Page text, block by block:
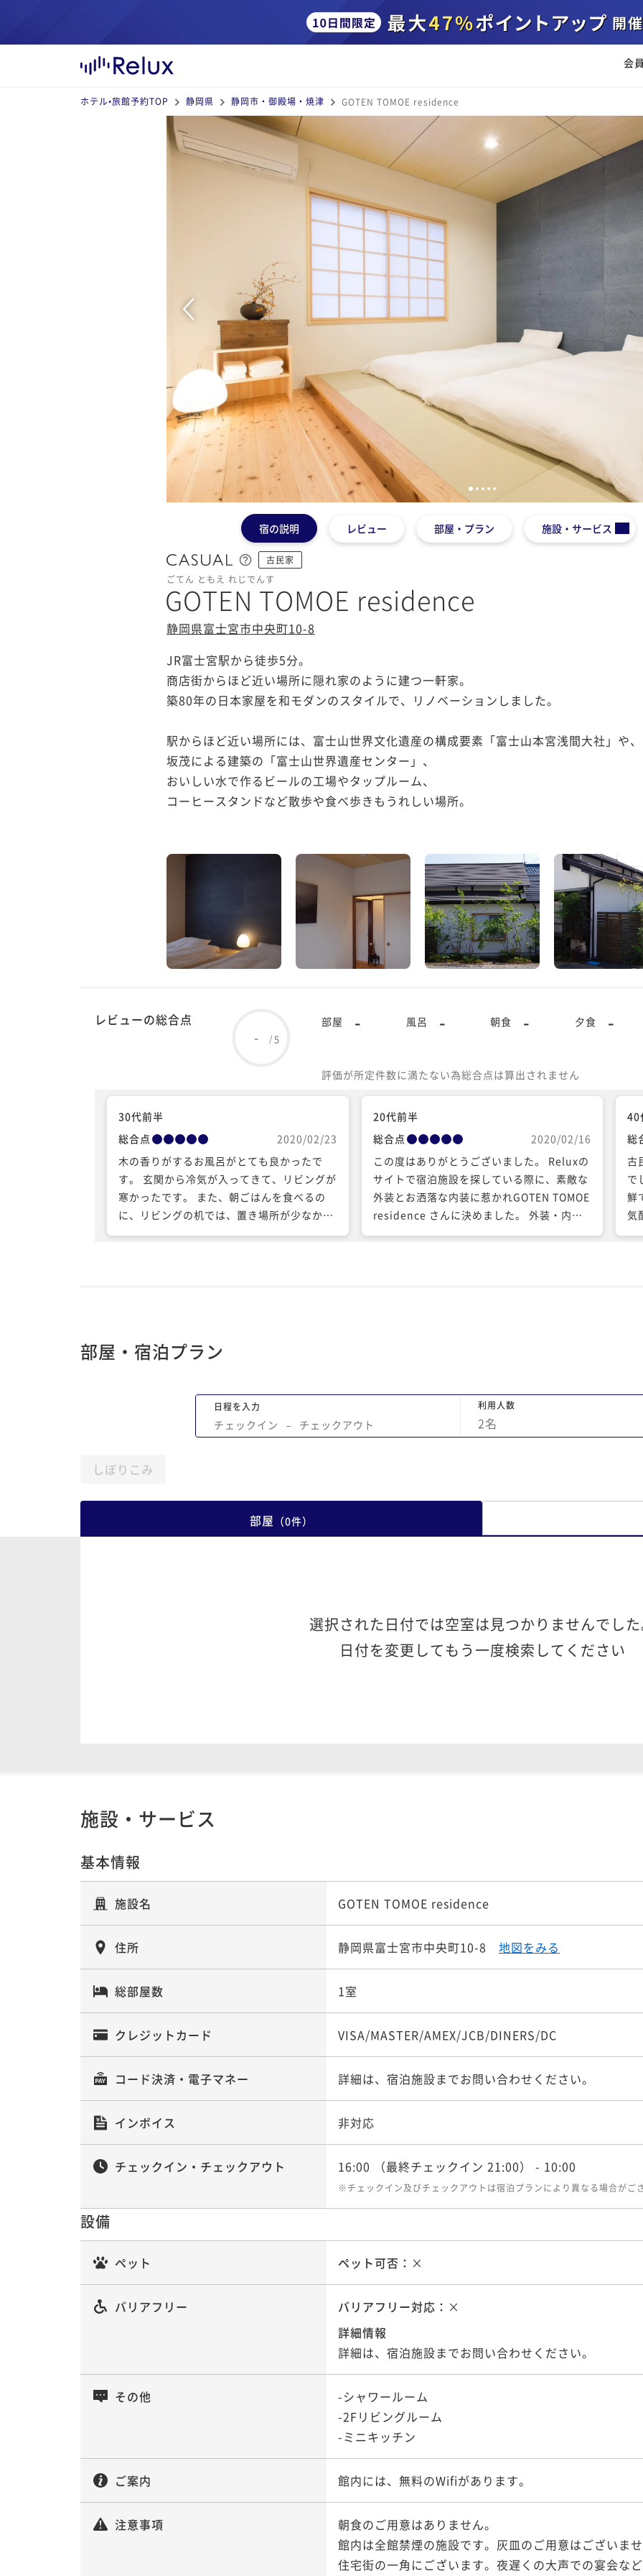
会
ホテル•旅館予約TOP 静岡県 静岡市・御殿場・焼津 GOTEN TOMOE residence
1 2 3 4 5
宿の説明 レビュー 部屋・プラン 施設・サービス
古民家
ごてん ともえ れじでんす
GOTEN TOMOE residence
静岡県富士宮市中央町10-8
JR富士宮駅から徒歩5分。
商店街からほど近い場所に隠れ家のように建つ一軒家。
築80年の日本家屋を和モダンのスタイルで、リノベーションしました。
駅からほど近い場所には、富士山世界文化遺産の構成要素「富士山本宮浅間大社」や、
坂茂による建築の「富士山世界遺産センター」、
おいしい水で作るビールの工場やタップルーム、
コーヒースタンドなど散歩や食べ歩きもうれしい場所。
レビューの総合点
- /5
部屋 - 風呂 - 朝食 - 夕食 -
評価が所定件数に満たない為総合点は算出されません
30代前半
総合点
2020/02/23
木の香りがするお風呂がとても良かったで
す。 玄関から冷気が入ってきて、リビングが
寒かったです。 また、朝ごはんを食べるの
に、リビングの机では、置き場所が少なかっ
たです。 料理とコーヒーはとても美味しかっ
20代前半
総合点
2020/02/16
この度はありがとうございました。 Reluxの
サイトで宿泊施設を探している際に、素敵な
外装とお洒落な内装に惹かれGOTEN TOMOE
residence さんに決めました。 外装・内装
はもちろんのことオーナーの方の人柄や気配
40
総
古
で
鮮
気
り
部屋・宿泊プラン
日程を入力
チェックイン − チェックアウト
利用人数
2名
しぼりこみ
部屋 （0件）
選択された日付では空室は見つかりませんでし
日付を変更してもう一度検索してください
施設・サービス
基本情報
施設名 GOTEN TOMOE residence
住所 静岡県富士宮市中央町10-8 地図をみる
総部屋数 1室
クレジットカード VISA/MASTER/AMEX/JCB/DINERS/DC
コード決済・電子マネー 詳細は、宿泊施設までお問い合わせください。
インボイス 非対応
チェックイン・チェックアウト 16:00 （最終チェックイン 21:00） - 10:00
※チェックイン及びチェックアウトは宿泊プランにより異なる場合がご
設備
ペット ペット可否： ×
バリアフリー バリアフリー対応： ×
詳細情報
詳細は、宿泊施設までお問い合わせください。
その他
-シャワールーム
-2Fリビングルーム
ご案内
注意事項
朝食のご用意はありません。
館内は全館禁煙の施設です。灰皿のご用意はございま
住宅街の一角にございます。夜遅くの大声での宴会な